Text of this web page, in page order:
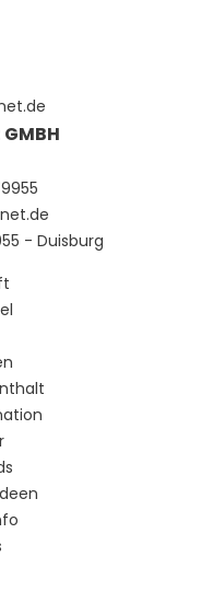
- Duisburg